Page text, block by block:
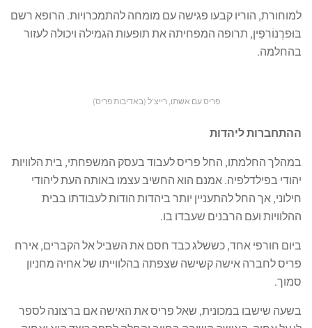
למוחורת, הוריו קבעו פגישה עם מומחה להתמכרויות. הרופא רשם
בּוּפּרֶנוֹרפִין, תרופה המפחיתה את תופעות הגמילה ויכולה לעזור
בהחלמה.
פריס עם אשתו, רייצ'ל (באדיבות פריס)
ההתחברות ליהדות
במהלך החלמתו, החל פריס לעבוד בעסק המשפחתי, בית הלוויות
יהודי בפילדלפיה. אמנם הוא החשיב עצמו באותה העת ליהודי
חילוני, אך החל להתעניין יותר ביהדות הודות לעבודתו בבית
ההלוויות ועם הרבנים שעבדו בו.
ביום חורפי אחד, כששלג כבד חסם את השביל אל הקברים, אירח
פריס לחברה אישה קשישה שצפתה בהלווייתו של אחיה מחניון
סמוך.
בשעה שישבו במכונית, שאל פריס את האישה אם ברצונה לספר